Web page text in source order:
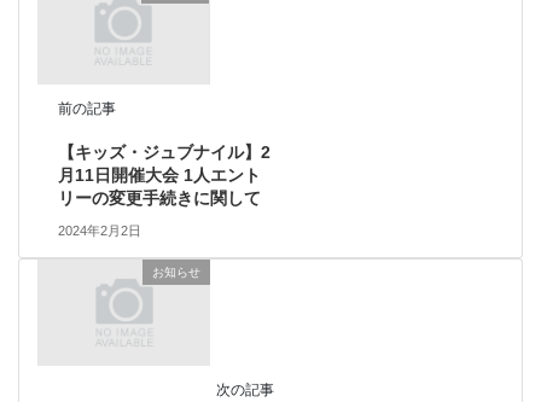
前の記事
【キッズ・ジュブナイル】2
月11日開催大会 1人エント
リーの変更手続きに関して
2024年2月2日
お知らせ
次の記事